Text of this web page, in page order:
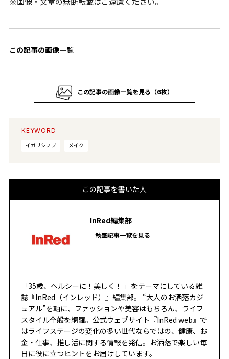
この記事の画像一覧
この記事の画像一覧を見る（6枚）
KEYWORD
イガリシノブ
メイク
この記事を書いた人
InRed編集部
執筆記事一覧を見る
「35歳、ヘルシーに！美しく！ 」をテーマにしている雑
誌『InRed（インレッド）』編集部。 “大人のお洒落カジ
ュアル”を軸に、ファッションや美容はもちろん、ライフ
スタイル全般を網羅。公式ウェブサイト『InRed web』で
はライフステージの変化の多い世代ならではの、健康、お
金・仕事、推し活に関する情報を発信。お洒落で楽しい毎
日に役に立つヒントをお届けしています。